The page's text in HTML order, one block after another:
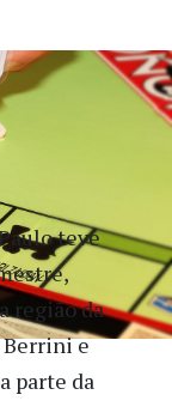
teve
região da
Berrini e
parte da